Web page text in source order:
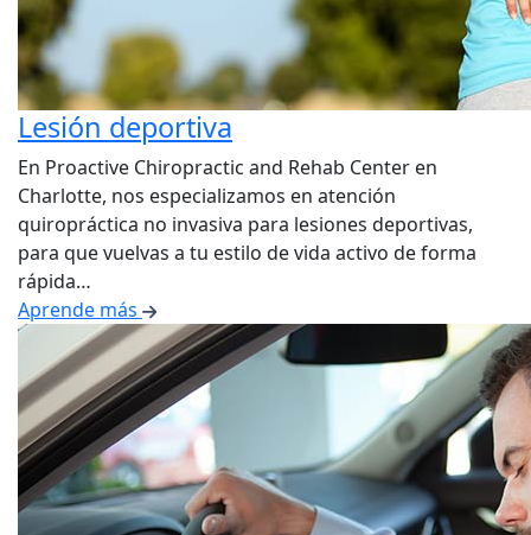
Lesión deportiva
En Proactive Chiropractic and Rehab Center en
Charlotte, nos especializamos en atención
quiropráctica no invasiva para lesiones deportivas,
para que vuelvas a tu estilo de vida activo de forma
rápida…
Aprende más